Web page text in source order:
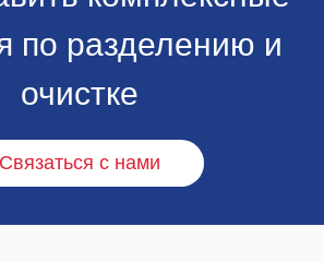
по разделению и
очистке
Связаться с нами